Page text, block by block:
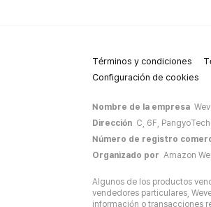
Términos y condiciones
Configuración de cookies
Nombre de la empresa
Dirección C, 6F,
Número de registro
Organizado por Amazon
Algunos de los productos
vendedores particulares,
información o transacciones